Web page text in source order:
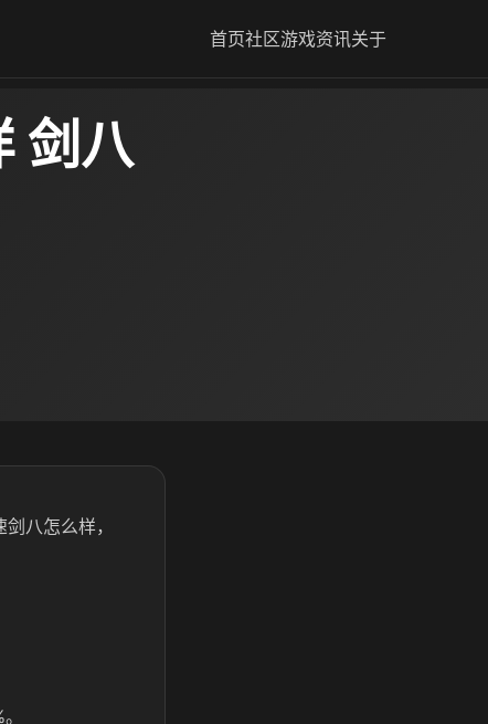
首页社区游戏资讯关于
剑八
八怎么样，